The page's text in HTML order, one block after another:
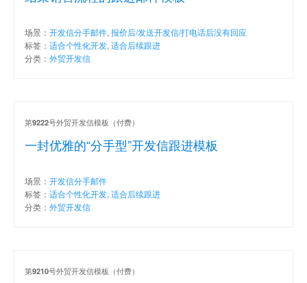
场景： 开发信分手邮件, 报价后/发送开发信/打电话后没有回应
标签： 适合个性化开发, 适合后续跟进
分类： 外贸开发信
一封优雅的“分手型”开发信跟进模板
第9222号外贸开发信模板（付费）
场景： 开发信分手邮件
标签： 适合个性化开发, 适合后续跟进
分类： 外贸开发信
第9210号外贸开发信模板（付费）